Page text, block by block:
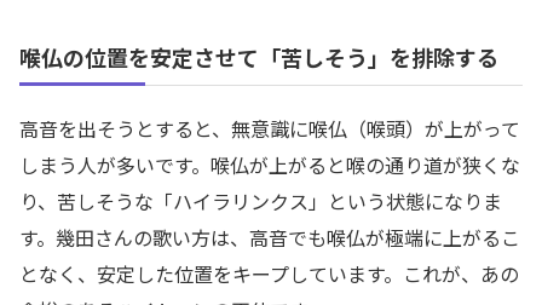
喉仏の位置を安定させて「苦しそう」を排除する
高音を出そうとすると、無意識に喉仏（喉頭）が上がって
しまう人が多いです。喉仏が上がると喉の通り道が狭くな
り、苦しそうな「ハイラリンクス」という状態になりま
す。幾田さんの歌い方は、高音でも喉仏が極端に上がるこ
となく、安定した位置をキープしています。これが、あの